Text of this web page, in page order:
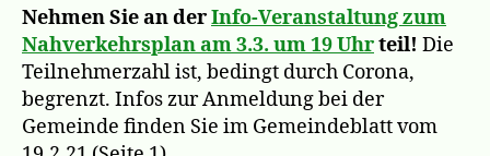
Nehmen Sie an derInfo-Veranstaltung zum
Nahverkehrsplan am 3.3. um 19 Uhrteil! Die
Teilnehmerzahl ist, bedingt durch Corona,
begrenzt. Infos zur Anmeldung bei der
Gemeinde finden Sie im Gemeindeblatt vom